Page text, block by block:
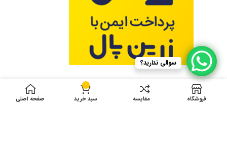
سوالی ندارید؟
فروشگاه مقایسه
0
سبد خرید صفحه اصلی